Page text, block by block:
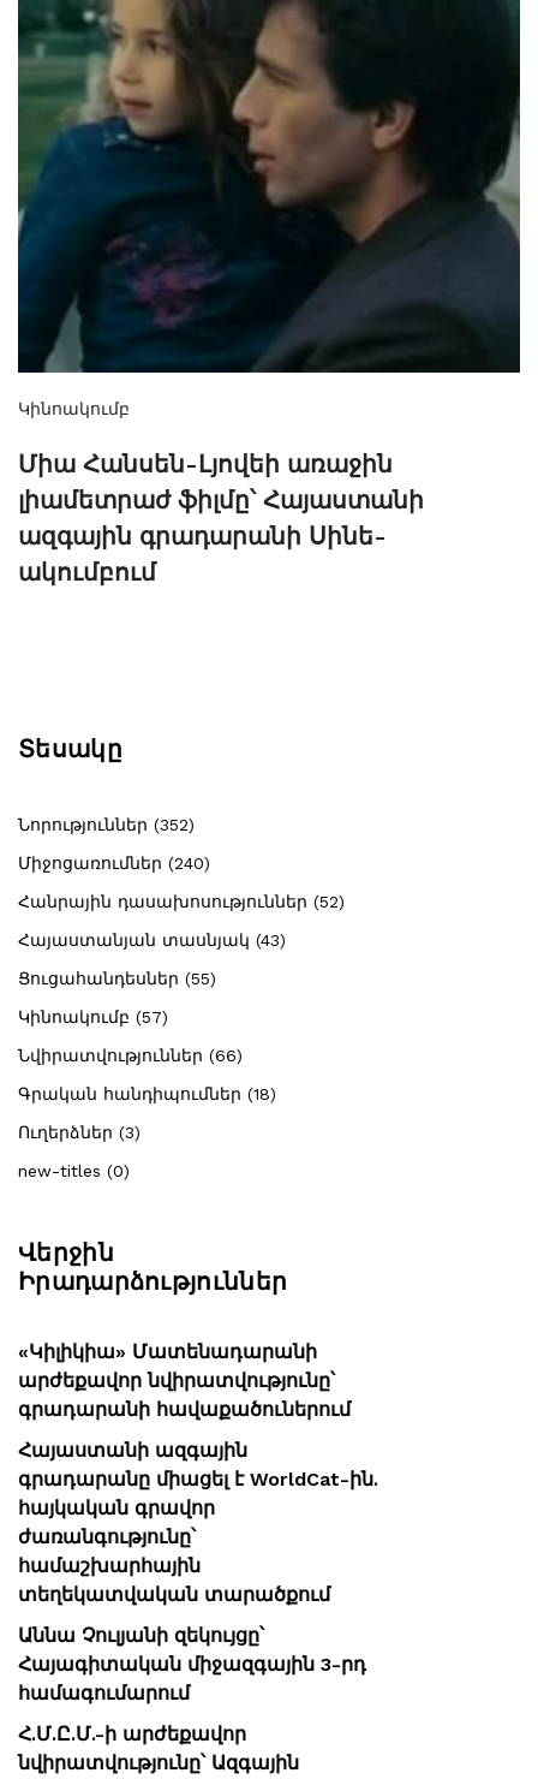
Կինոակումբ
Միա Հանսեն-Լյովեի առաջին
լիամետրաժ ֆիլմը՝ Հայաստանի
ազգային գրադարանի Սինե-
ակումբում
Տեսակը
Նորություններ (352)
Միջոցառումներ (240)
Հանրային դասախոսություններ (52)
Հայաստանյան տասնյակ (43)
Ցուցահանդեսներ (55)
Կինոակումբ (57)
Նվիրատվություններ (66)
Գրական հանդիպումներ (18)
Ուղերձներ (3)
new-titles (0)
Վերջին
Իրադարձություններ
«Կիլիկիա» Մատենադարանի
արժեքավոր նվիրատվությունը՝
գրադարանի հավաքածուներում
Հայաստանի ազգային
գրադարանը միացել է WorldCat-ին.
հայկական գրավոր
ժառանգությունը՝
համաշխարհային
տեղեկատվական տարածքում
Աննա Չուլյանի զեկույցը՝
Հայագիտական միջազգային 3-րդ
համագումարում
Հ.Մ.Ը.Մ.-ի արժեքավոր
նվիրատվությունը՝ Ազգային